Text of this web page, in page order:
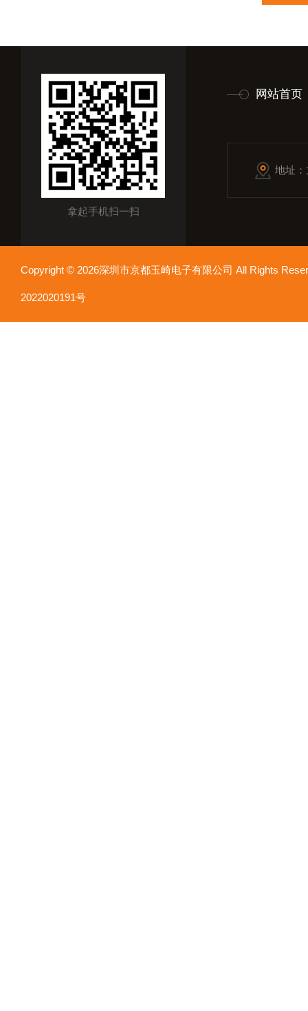
拿起手机扫一扫
网站首页
地址
Copyright © 2026深圳市京都玉崎电子有限公司 All Rights
2022020191号